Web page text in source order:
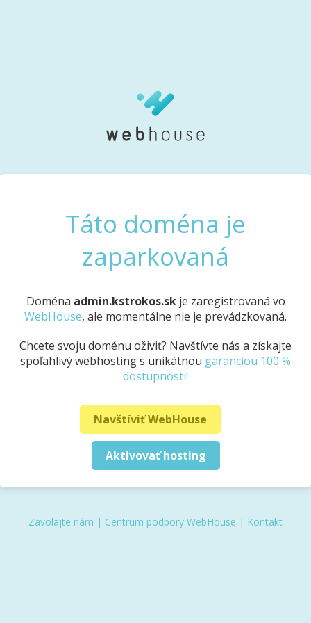
Táto doména je
zaparkovaná
Doména admin.kstrokos.skje zaregistrovaná vo
WebHouse, ale momentálne nie je prevádzkovaná.
Chcete svoju doménu oživiť? Navštívte nás a získajte
spoľahlivý webhosting s unikátnou garanciou 100 %
dostupnosti!
Navštíviť WebHouse
Aktivovať hosting
Zavolajte nám | Centrum podpory WebHouse | Kontakt